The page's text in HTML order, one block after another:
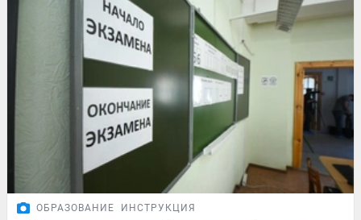
ОБРАЗОВАНИЕ ИНСТРУКЦИЯ